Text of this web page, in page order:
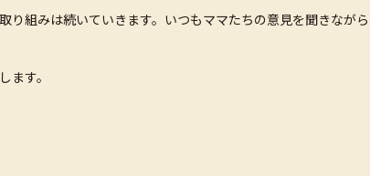
り組みは続いていきます。いつもママたちの意見を聞きなが
ます。